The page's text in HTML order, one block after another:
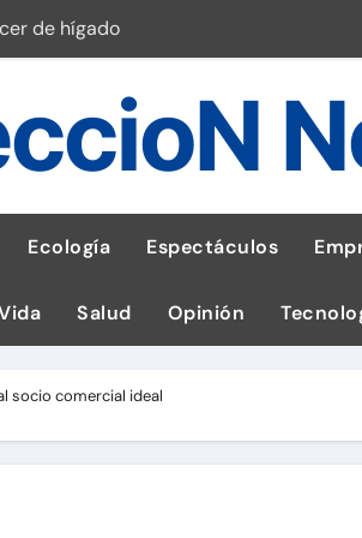
de hígado
de celular según OSIPTEL
guía para las familias
¡Descarga la app de Meridianbet y
1,600 equipos educativos
leña
Ecología Espectáculos
Salud Opinión
socio comercial ideal